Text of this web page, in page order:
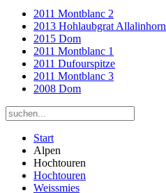
2011 Montblanc 2
2013 Hohlaubgrat Allalinhorn
2015 Dom
2011 Montblanc 1
2011 Dufourspitze
2011 Montblanc 3
2008 Dom
Start
Alpen
Hochtouren
Hochtouren
Weissmies